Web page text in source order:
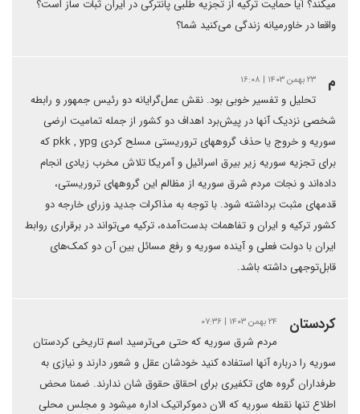
میکند؟ آیا حمایت ترکیه از تجزیه طلبی پانترکی در ایران ثبات ساز است؟
واقعا در خاورمیانه زندگی می‌کنید شما؟
م ۲۳ بهمن ۱۴۰۳ | ۱۶:۰۸
تحلیل و تفسیر خوبی بود. نقش عمل‌گرایانه دو رئیس جمهور و رابطه
شخصی نزدیک آنها در پیش‌برد اهداف دو کشور از جمله تمامیت ارضی
سوریه و خروج یا حذف گروههای تروریستی مسلح کردی pkk , ypg که
برای تجزیه سوریه زیر بیرق اسرائیل و آمریکا تلاش‌ مخرب زیادی انجام
داده‌اند و نجات مردم شرق سوریه از مظالم این گروههای تروریستی،
قدمهای مثبت برداشته شود. با توجه به مذاکرات جدید وزرای خارجه دو
کشور ترکیه و ایران و تفاهمات بدست‌آمده، ترکیه می‌تواند در برقراری روابط
ایران با دولت فعلی و آینده سوریه و رفع مسائل بین آن دو کمک‌های
قابل‌توجهی داشته باشد.
کردستان ۲۴ بهمن ۱۴۰۳ | ۰۷:۳۶
مردم شرق سوریه که حتی می‌ترسید اسم تاریخی کردستان
سوریه را درباره آنها استفاده کنید خودشان عقل و شعور دارند و نیازی به
طرفداران گروه های تکفیری برای احقاق حقوق شان ندارند. ضمنا محض
اطلاع تنها نقطه سوریه که الان دموکراتیک اداره میشود و مجلس محلی